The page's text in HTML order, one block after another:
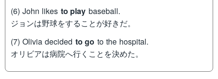
(6) John likes to play baseball.
ジョンは野球をすることが好きだ。
(7) Olivia decided to go to the hospital.
オリビアは病院へ行くことを決めた。